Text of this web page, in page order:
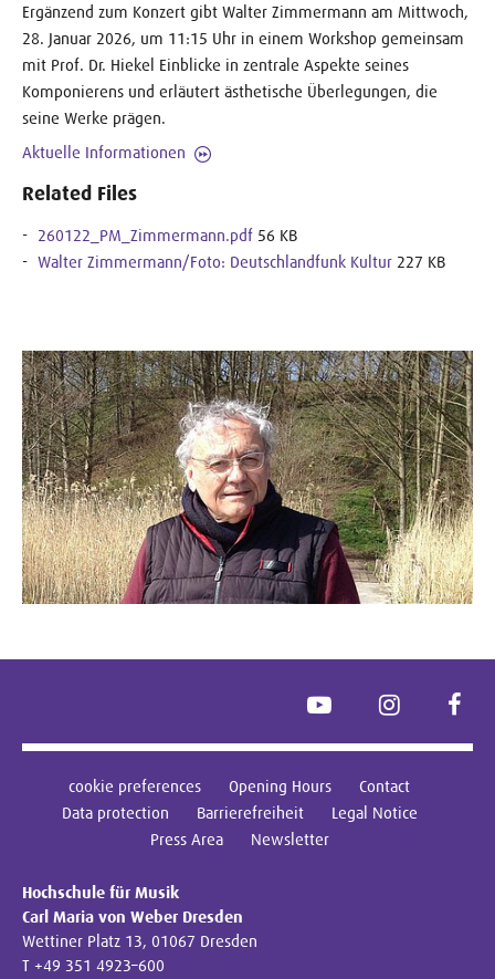
Ergänzend zum Konzert gibt Walter Zimmermann am Mittwoch,
28. Januar 2026, um 11:15 Uhr in einem Workshop gemeinsam
mit Prof. Dr. Hiekel Einblicke in zentrale Aspekte seines
Komponierens und erläutert ästhetische Überlegungen, die
seine Werke prägen.
Aktuelle Informationen
Related Files
260122_PM_Zimmermann.pdf 56 KB
Walter Zimmermann/Foto: Deutschlandfunk Kultur 227 KB
YouTube Instagram
cookie preferences Opening Hours
Contact
Data protection
Barrierefreiheit
Legal Notice
Press Area
Newsletter
Hochschule für Musik
Carl Maria von Weber Dresden
Wettiner Platz 13, 01067 Dresden
T +49 351 4923–600